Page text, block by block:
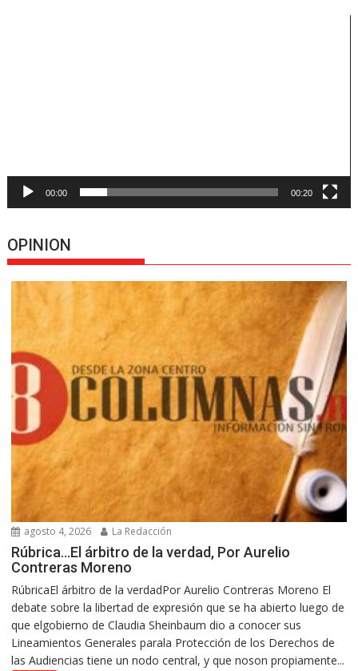
00:00 00:20
OPINION
agosto 4, 2026 La Redacción
Rúbrica…El árbitro de la verdad, Por Aurelio
Contreras Moreno
RúbricaEl árbitro de la verdadPor Aurelio Contreras Moreno El
debate sobre la libertad de expresión que se ha abierto luego de
que elgobierno de Claudia Sheinbaum dio a conocer sus
Lineamientos Generales parala Protección de los Derechos de
las Audiencias tiene un nodo central, y que noson propiamente...